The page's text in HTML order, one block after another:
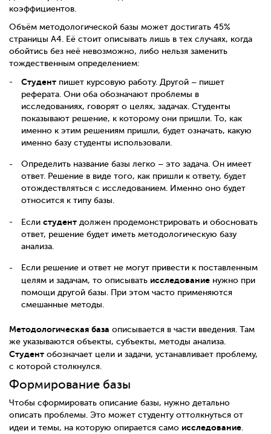
коэффициентов.
Объём методологической базы может достигать 45%
страницы А4. Её стоит описывать лишь в тех случаях, когда
обойтись без неё невозможно, либо нельзя заменить
тождественным определением:
Студент пишет курсовую работу. Другой – пишет
реферата. Они оба обозначают проблемы в
исследованиях, говорят о целях, задачах. Студенты
показывают решение, к которому они пришли. То, как
именно к этим решениям пришли, будет означать, какую
именно базу студенты использовали.
Определить название базы легко – это задача. Он имеет
ответ. Решение в виде того, как пришли к ответу, будет
отождествляться с исследованием. Именно оно будет
относится к типу базы.
Если студент должен продемонстрировать и обосновать
ответ, решение будет иметь методологическую базу
анализа.
Если решение и ответ не могут привести к поставленным
целям и задачам, то описывать исследование нужно при
помощи другой базы. При этом часто применяются
смешанные методы.
Методологическая база описывается в части введения. Там
же указываются объекты, субъекты, методы анализа.
Студент обозначает цели и задачи, устанавливает проблему,
с которой столкнулся.
Формирование базы
Чтобы сформировать описание базы, нужно детально
описать проблемы. Это может студенту оттолкнуться от
идеи и темы, на которую опирается само исследование